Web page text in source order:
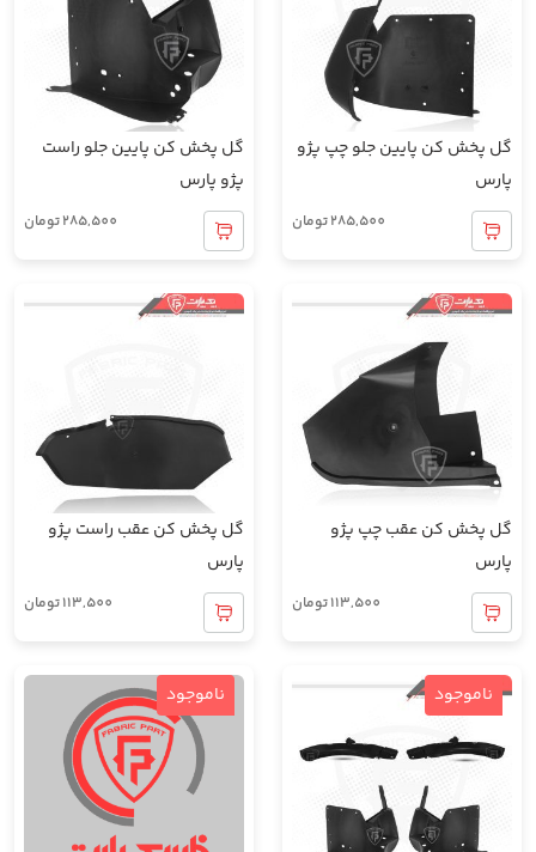
گل پخش کن پایین جلو چپ پژو
پارس
285,500تومان
گل پخش کن پایین جلو راست
پژو پارس
285,500تومان
گل پخش کن عقب چپ پژو
پارس
113,500تومان
گل پخش کن عقب راست پژو
پارس
113,500تومان
ناموجود ناموجود